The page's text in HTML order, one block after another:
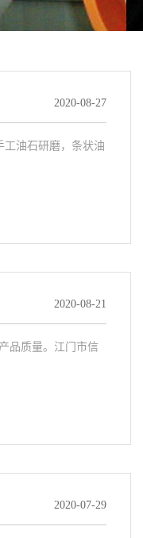
2020-08-27
工油石研磨，条状油
2020-08-21
品质量。江门市信
2020-07-29